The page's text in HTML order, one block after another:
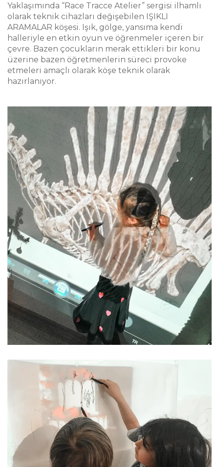
Yaklaşımında “Race Tracce Atelier” sergisi ilhamlı
olarak teknik cihazları değişebilen IŞIKLI
ARAMALAR köşesi. Işık, gölge, yansıma kendi
halleriyle en etkin oyun ve öğrenmeler içeren bir
çevre. Bazen çocukların merak ettikleri bir konu
üzerine bazen öğretmenlerin süreci provoke
etmeleri amaçlı olarak köşe teknik olarak
hazırlanıyor.